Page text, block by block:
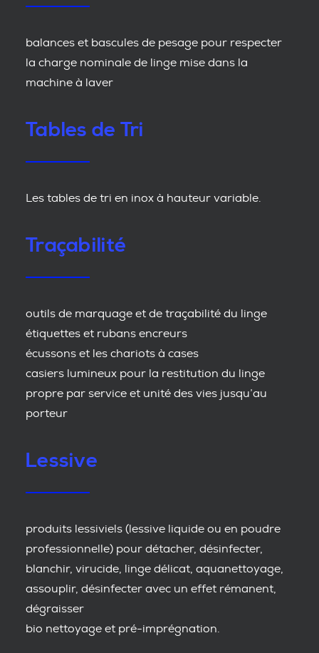
balances et bascules de pesage pour respecter
la charge nominale de linge mise dans la
machine à laver
Tables de Tri
Les tables de tri en inox à hauteur variable.
Traçabilité
outils de marquage et de traçabilité du linge
étiquettes et rubans encreurs
écussons et les chariots à cases
casiers lumineux pour la restitution du linge
propre par service et unité des vies jusqu’au
porteur
Lessive
produits lessiviels (lessive liquide ou en poudre
professionnelle) pour détacher, désinfecter,
blanchir, virucide, linge délicat, aquanettoyage,
assouplir, désinfecter avec un effet rémanent,
dégraisser
bio nettoyage et pré-imprégnation.